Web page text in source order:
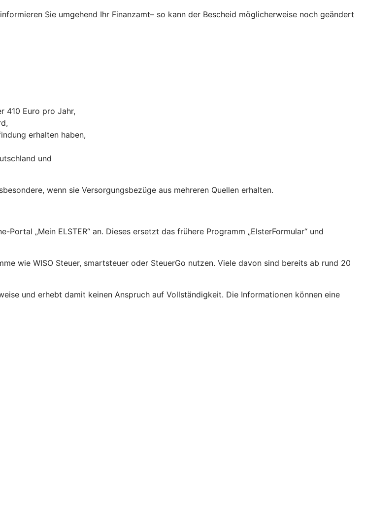
Sie umgehend Ihr Finanzamt– so kann der Bescheid möglicherweise noch geändert
410 Euro pro Jahr,
erhalten haben,
und
wenn sie Versorgungsbezüge aus mehreren Quellen erhalten.
„Mein ELSTER“ an. Dieses ersetzt das frühere Programm „ElsterFormular“ und
wie WISO Steuer, smartsteuer oder SteuerGo nutzen. Viele davon sind bereits ab rund 20
und erhebt damit keinen Anspruch auf Vollständigkeit. Die Informationen können eine